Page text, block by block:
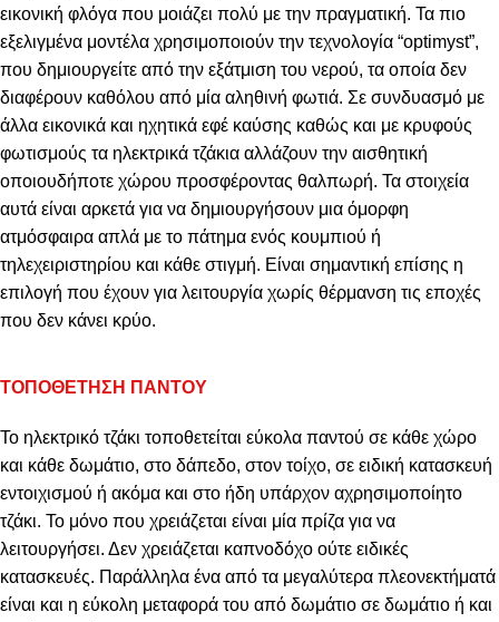
εικονική φλόγα που μοιάζει πολύ με την πραγματική. Τα πιο
εξελιγμένα μοντέλα χρησιμοποιούν την τεχνολογία “optimyst”,
που δημιουργείτε από την εξάτμιση του νερού, τα οποία δεν
διαφέρουν καθόλου από μία αληθινή φωτιά. Σε συνδυασμό με
άλλα εικονικά και ηχητικά εφέ καύσης καθώς και με κρυφούς
φωτισμούς τα ηλεκτρικά τζάκια αλλάζουν την αισθητική
οποιουδήποτε χώρου προσφέροντας θαλπωρή. Τα στοιχεία
αυτά είναι αρκετά για να δημιουργήσουν μια όμορφη
ατμόσφαιρα απλά με το πάτημα ενός κουμπιού ή
τηλεχειριστηρίου και κάθε στιγμή. Είναι σημαντική επίσης η
επιλογή που έχουν για λειτουργία χωρίς θέρμανση τις εποχές
που δεν κάνει κρύο.
ΤΟΠΟΘΕΤΗΣΗ ΠΑΝΤΟΥ
Το ηλεκτρικό τζάκι τοποθετείται εύκολα παντού σε κάθε χώρο
και κάθε δωμάτιο, στο δάπεδο, στον τοίχο, σε ειδική κατασκευή
εντοιχισμού ή ακόμα και στο ήδη υπάρχον αχρησιμοποίητο
τζάκι. Το μόνο που χρειάζεται είναι μία πρίζα για να
λειτουργήσει. Δεν χρειάζεται καπνοδόχο ούτε ειδικές
κατασκευές. Παράλληλα ένα από τα μεγαλύτερα πλεονεκτήματά
είναι και η εύκολη μεταφορά του από δωμάτιο σε δωμάτιο ή και